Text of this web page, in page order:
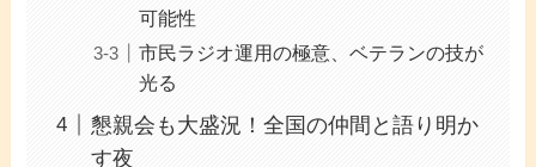
可能性
市民ラジオ運用の極意、ベテランの技が
光る
懇親会も大盛況！全国の仲間と語り明か
す夜